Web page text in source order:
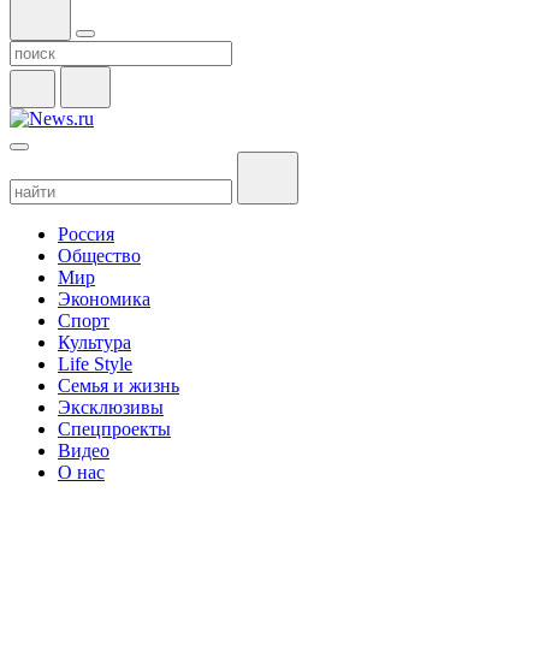
Россия
Общество
Мир
Экономика
Спорт
Культура
Life Style
Семья и жизнь
Эксклюзивы
Спецпроекты
Видео
О нас